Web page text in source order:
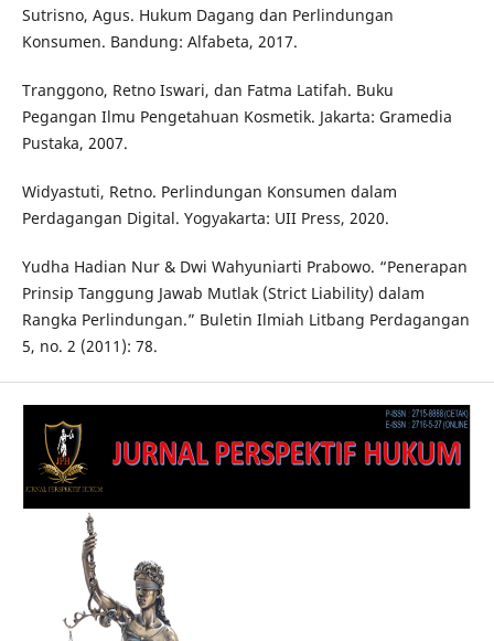
Sutrisno, Agus. Hukum Dagang dan Perlindungan
Konsumen. Bandung: Alfabeta, 2017.
Tranggono, Retno Iswari, dan Fatma Latifah. Buku
Pegangan Ilmu Pengetahuan Kosmetik. Jakarta: Gramedia
Pustaka, 2007.
Widyastuti, Retno. Perlindungan Konsumen dalam
Perdagangan Digital. Yogyakarta: UII Press, 2020.
Yudha Hadian Nur & Dwi Wahyuniarti Prabowo. “Penerapan
Prinsip Tanggung Jawab Mutlak (Strict Liability) dalam
Rangka Perlindungan.” Buletin Ilmiah Litbang Perdagangan
5, no. 2 (2011): 78.